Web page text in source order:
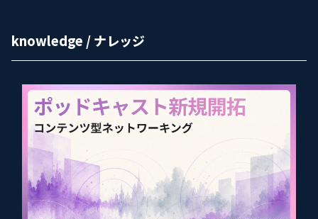
knowledge / ナレッジ